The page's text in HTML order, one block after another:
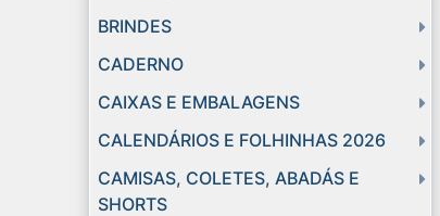
BRINDES
CADERNO
CAIXAS E EMBALAGENS
CALENDÁRIOS E FOLHINHAS 2026
CAMISAS, COLETES, ABADÁS E
SHORTS